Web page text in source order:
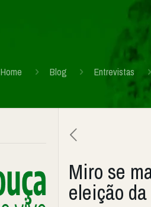
Home Blog Entrevistas
Miro se
eleição